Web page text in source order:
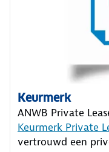
Keurmerk
ANWB Private
Keurmerk Private
vertrouwd een